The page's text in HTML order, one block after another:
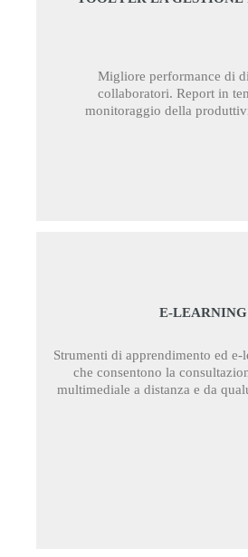
Migliore performance di
collaboratori. Report in
monitoraggio della
E-LEARNING
Strumenti di apprendimento ed
che consentono la
multimediale a distanza e da